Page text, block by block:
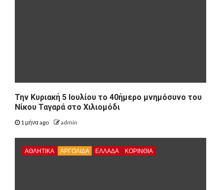
Την Κυριακή 5 Ιουλίου το 40ήμερο μνημόσυνο του
Νίκου Ταγαρά στο Χιλιομόδι
1 μήνα ago admin
ΑΘΛΗΤΙΚΑ ΑΡΓΟΛΙΔΑ ΕΛΛΑΔΑ ΚΟΡΙΝΘΊΑ